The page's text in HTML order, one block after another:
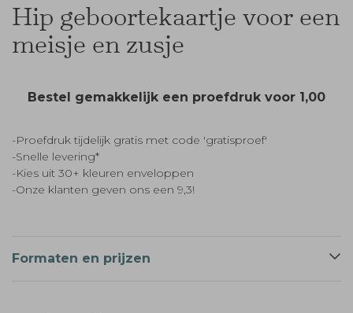
Hip geboortekaartje voor een
meisje en zusje
Bestel gemakkelijk een proefdruk voor 1,00
-Proefdruk tijdelijk gratis met code 'gratisproef'
-Snelle levering*
-Kies uit 30+ kleuren enveloppen
-Onze klanten geven ons een 9,3!
Formaten en prijzen